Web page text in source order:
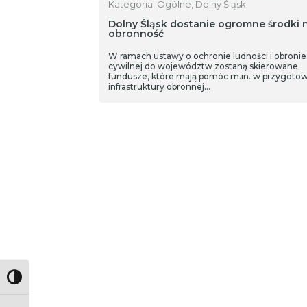
Toggle High Contrast
Kategoria: Ogólne, Dolny Śląsk
Dolny Śląsk dostanie ogromne środki
obronność
W ramach ustawy o ochronie ludności i obronie
cywilnej do województw zostaną skierowane
fundusze, które mają pomóc m.in. w
infrastruktury obronnej…